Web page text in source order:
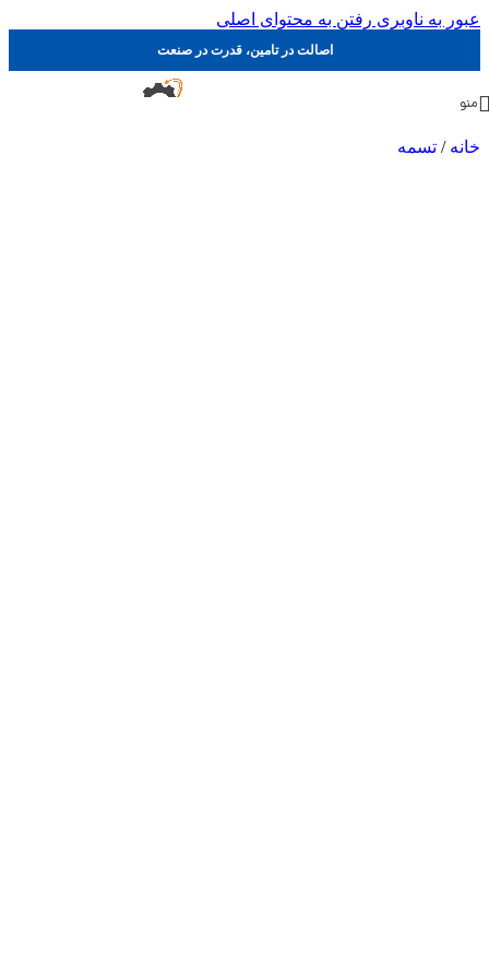
عبور به ناوبری رفتن به محتوای اصلی
اصالت در تامین، قدرت در صنعت
منو
خانه/ تسمه